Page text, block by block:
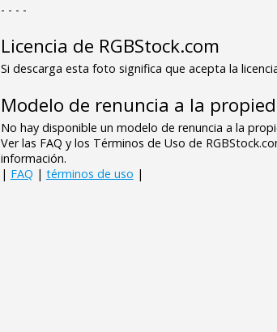
- - - -
Licencia de RGBStock.com
Si descarga esta foto significa que acepta la
Modelo de renuncia a la
No hay disponible un modelo de renuncia a la
Ver las FAQ y los Términos de Uso de
información.
| FAQ | términos de uso |